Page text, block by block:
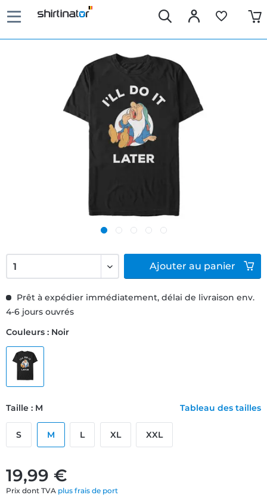
19,99 €
Prix dont TVA plus frais de port
Prêt à expédier immédiatement, délai de livraison env.
4-6 jours ouvrés
Couleurs : Noir
Taille : M Tableau des tailles
S M L XL XXL
Ajouter au panier